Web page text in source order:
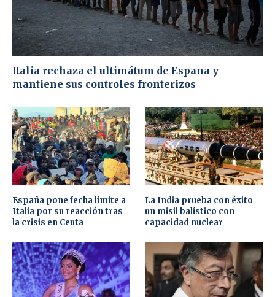
Italia rechaza el ultimátum de España y
mantiene sus controles fronterizos
España pone fecha límite a
Italia por su reacción tras
la crisis en Ceuta
La India prueba con éxito
un misil balístico con
capacidad nuclear